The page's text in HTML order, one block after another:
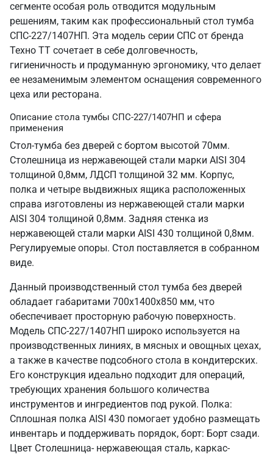
сегменте особая роль отводится модульным
решениям, таким как профессиональный стол тумба
СПС-227/1407НП. Эта модель серии СПС от бренда
Техно ТТ сочетает в себе долговечность,
гигиеничность и продуманную эргономику, что делает
ее незаменимым элементом оснащения современного
цеха или ресторана.
Описание стола тумбы СПС-227/1407НП и сфера
применения
Стол-тумба без дверей с бортом высотой 70мм.
Столешница из нержавеющей стали марки AISI 304
толщиной 0,8мм, ЛДСП толщиной 32 мм. Корпус,
полка и четыре выдвижных ящика расположенных
справа изготовлены из нержавеющей стали марки
AISI 304 толщиной 0,8мм. Задняя стенка из
нержавеющей стали марки AISI 430 толщиной 0,8мм.
Регулируемые опоры. Стол поставляется в собранном
виде.
Данный производственный стол тумба без дверей
обладает габаритами 700х1400х850 мм, что
обеспечивает просторную рабочую поверхность.
Модель СПС-227/1407НП широко используется на
производственных линиях, в мясных и овощных цехах,
а также в качестве подсобного стола в кондитерских.
Его конструкция идеально подходит для операций,
требующих хранения большого количества
инструментов и ингредиентов под рукой. Полка:
Сплошная полка AISI 430 помогает удобно размещать
инвентарь и поддерживать порядок, борт: Борт сзади.
Цвет Столешница- нержавеющая сталь, каркас-